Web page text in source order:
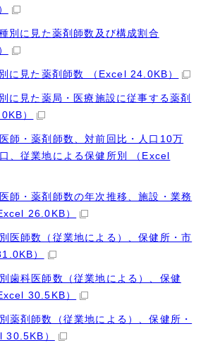
別に見た薬剤師数及び構成割合
に見た薬剤師数 （Excel 24.0KB）
に見た薬局・医療施設に従事する薬剤
）
師・薬剤師数、対前回比・人口10万
、従業地による保健所別 （Excel
師・薬剤師数の年次推移、施設・業務
26.0KB）
医師数（従業地による）、保健所・市
）
歯科医師数（従業地による）、保健
30.5KB）
剤師数（従業地による）、保健所・
30.5KB）